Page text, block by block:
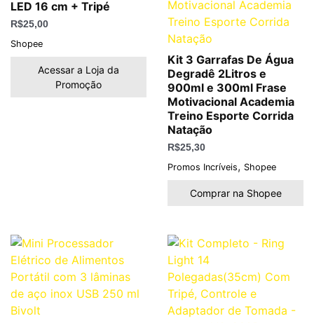
LED 16 cm + Tripé
R$25,00
Shopee
Acessar a Loja da
Promoção
Kit 3 Garrafas De Água
Degradê 2Litros e
900ml e 300ml Frase
Motivacional Academia
Treino Esporte Corrida
Natação
R$25,30
Promos Incríveis, Shopee
Comprar na Shopee